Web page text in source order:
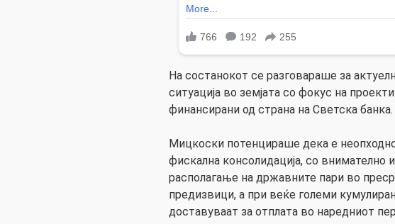
На состанокот се разговараше за
ситуација во земјата со фокус на
финансирани од страна на Светска банка.
Мицкоски потенцираше дека е
фискална консолидација, со внимателно
располагање на државните пари во
предизвици, а при веќе големи
доставуваат за отплата во наредниот